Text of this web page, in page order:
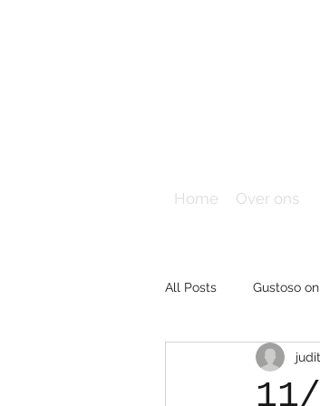
Home Over ons
All Posts Gustoso